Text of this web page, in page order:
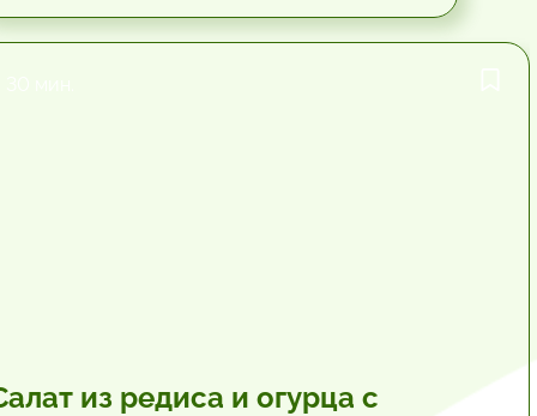
из редиса и огурца с